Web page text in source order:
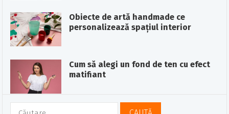
Obiecte de artă handmade ce
personalizează spațiul interior
Cum să alegi un fond de ten cu efect
matifiant
Caută